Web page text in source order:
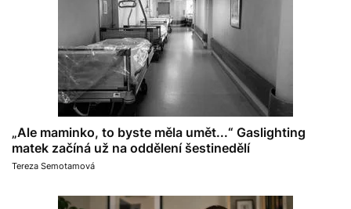
„Ale maminko, to byste měla umět...“ Gaslighting
matek začíná už na oddělení šestinedělí
Tereza Semotamová